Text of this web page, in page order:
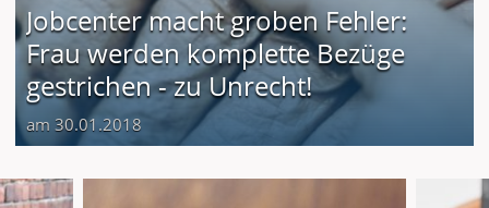
Jobcenter macht groben Fehler:
Frau werden komplette Bezüge
gestrichen - zu Unrecht!
am 30.01.2018